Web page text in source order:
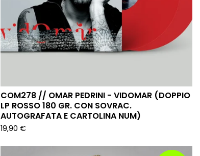
COM278 // OMAR PEDRINI - VIDOMAR (DOPPIO
LP ROSSO 180 GR. CON SOVRAC.
AUTOGRAFATA E CARTOLINA NUM)
19,90 €